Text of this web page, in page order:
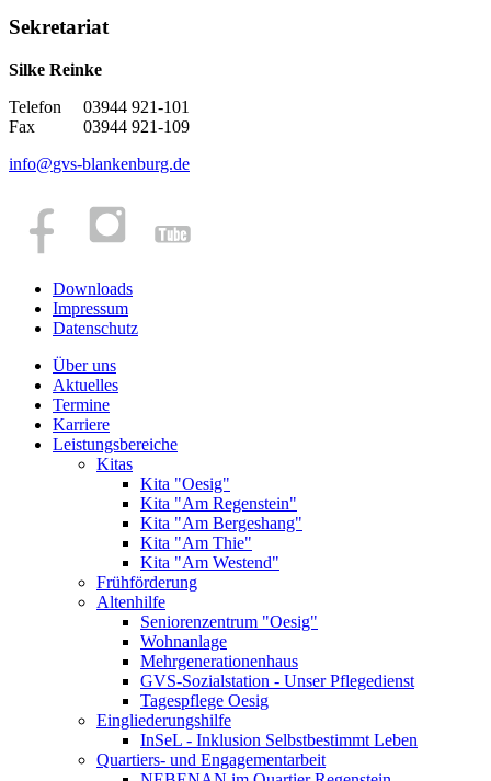
Sekretariat
Silke Reinke
Telefon 03944 921-101
Fax 03944 921-109
info@gvs-blankenburg.de
Downloads
Impressum
Datenschutz
Über uns
Aktuelles
Termine
Karriere
Leistungsbereiche
Kitas
Kita "Oesig"
Kita "Am Regenstein"
Kita "Am Bergeshang"
Kita "Am Thie"
Kita "Am Westend"
Frühförderung
Altenhilfe
Seniorenzentrum "Oesig"
Wohnanlage
Mehrgenerationenhaus
GVS-Sozialstation - Unser Pflegedienst
Tagespflege Oesig
Eingliederungshilfe
InSeL - Inklusion Selbstbestimmt Leben
Quartiers- und Engagementarbeit